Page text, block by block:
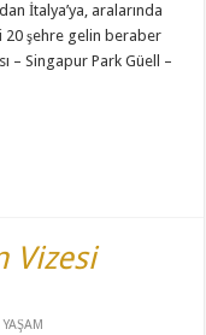
İtalya’ya, aralarında
20 şehre gelin beraber
– Singapur Park Güell –
Vizesi
YAŞAM